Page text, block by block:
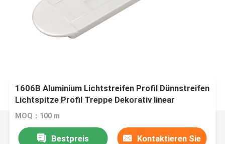
1606B Aluminium Lichtstreifen Profil Dünnstreifen
Lichtspitze Profil Treppe Dekorativ linear
MOQ：100 m
Bestpreis Kontaktieren Sie